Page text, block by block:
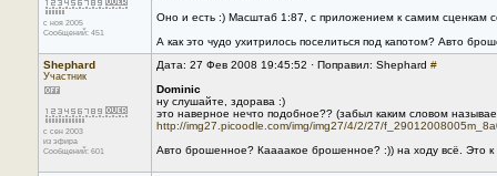
с ноя 2005
Сообщений: 451
Оно и есть :) Масштаб 1:87, с приложением к самим сценкам
А как это чудо ухитрилось поселиться под капотом? Авто
Shephard
Участник
с сен 2003
из эфира
Сообщений: 601
Дата: 27 Фев 2008 19:45:52 · Поправил: Shephard #
Dominic
ну слушайте, здорава :)
это наверное нечто подобное?? (забыл каким словом
http://img27.picoodle.com/img/img27/4/2/27/
Авто брошенное? Каааакое брошенное? :)) на ходу всё. Это